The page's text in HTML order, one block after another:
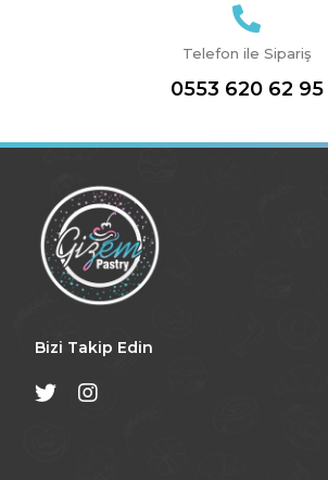
Telefon ile Sipariş
0553 620 62 95
Bizi Takip Edin